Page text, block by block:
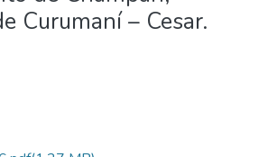
Curumaní – Cesar.